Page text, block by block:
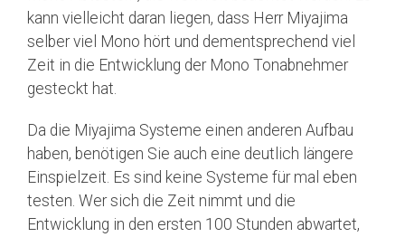
kann vielleicht daran liegen, dass Herr Miyajima
selber viel Mono hört und dementsprechend viel
Zeit in die Entwicklung der Mono Tonabnehmer
gesteckt hat.
Da die Miyajima Systeme einen anderen Aufbau
haben, benötigen Sie auch eine deutlich längere
Einspielzeit. Es sind keine Systeme für mal eben
testen. Wer sich die Zeit nimmt und die
Entwicklung in den ersten 100 Stunden abwartet,